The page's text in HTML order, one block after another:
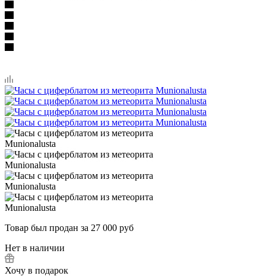
Товар был продан за 27 000 руб
Нет в наличии
Хочу в подарок